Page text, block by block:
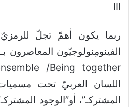
III
ربما يكون أهمّ تجلّ
اللسان العربيّ تحت
المشتركـ”، أو”الوجود